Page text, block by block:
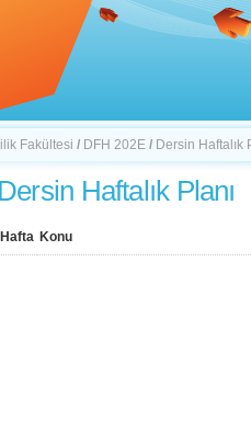
Fakültesi / DFH 202E / Dersin Haftalık
Dersin Haftalık Planı
Hafta Konu